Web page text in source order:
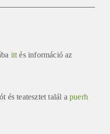
ittés információ az
és teatesztet talál apuerh